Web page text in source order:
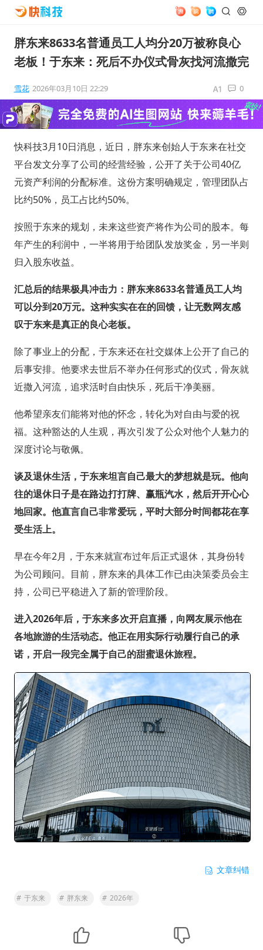
胖东来8633名普通员工人均分20万被称良心
老板！于东来：死后不办仪式骨灰找河流撒完
雪花 2026年03月10日 22:29 0
快科技3月10日消息，近日，胖东来创始人于东来在社交
平台发文分享了公司的经营经验，公开了关于公司40亿
元资产利润的分配标准。这份方案明确规定，管理团队占
比约50%，员工占比约50%。
按照于东来的规划，未来这些资产将作为公司的股本。每
年产生的利润中，一半将用于给团队发放奖金，另一半则
归入股东收益。
汇总后的结果极具冲击力：胖东来8633名普通员工人均
可以分到20万元。这种实实在在的回馈，让无数网友感
叹于东来是真正的良心老板。
除了事业上的分配，于东来还在社交媒体上公开了自己的
后事安排。他要求去世后不举办任何形式的仪式，骨灰就
近撒入河流，追求活时自由快乐，死后干净美丽。
他希望亲友们能将对他的怀念，转化为对自由与爱的祝
福。这种豁达的人生观，再次引发了公众对他个人魅力的
深度讨论与敬佩。
谈及退休生活，于东来坦言自己最大的梦想就是玩。他向
往的退休日子是在路边打打牌、赢瓶汽水，然后开开心心
地回家。他直言自己非常爱玩，平时大部分时间都花在享
受生活上。
早在今年2月，于东来就宣布过年后正式退休，其身份转
为公司顾问。目前，胖东来的具体工作已由决策委员会主
持，公司已平稳进入了新的管理阶段。
进入2026年后，于东来多次开启直播，向网友展示他在
各地旅游的生活动态。他正在用实际行动履行自己的承
诺，开启一段完全属于自己的甜蜜退休旅程。
文章纠错
# 于东来 # 胖东来 # 2026年